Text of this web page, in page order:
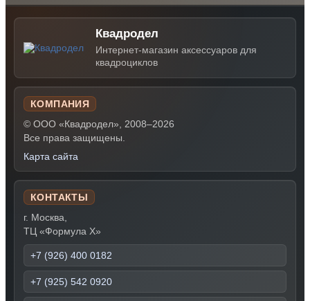
Квадродел
Интернет-магазин аксессуаров для
квадроциклов
КОМПАНИЯ
© ООО «Квадродел», 2008–2026
Все права защищены.
Карта сайта
КОНТАКТЫ
г. Москва,
ТЦ «Формула Х»
+7 (926) 400 0182
+7 (925) 542 0920